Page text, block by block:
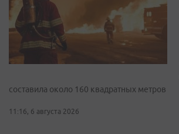
составила около 160 квадратных метров
11:16, 6 августа 2026